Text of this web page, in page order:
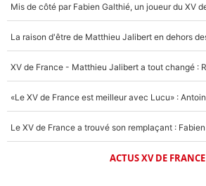
ACTUS XV DE FRANCE